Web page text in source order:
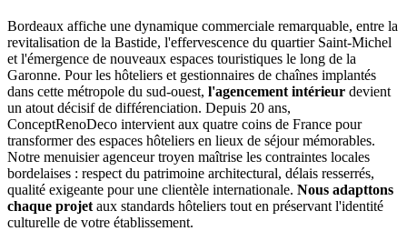
Bordeaux affiche une dynamique commerciale remarquable, entre la
revitalisation de la Bastide, l'effervescence du quartier Saint-Michel
et l'émergence de nouveaux espaces touristiques le long de la
Garonne. Pour les hôteliers et gestionnaires de chaînes implantés
dans cette métropole du sud-ouest, l'agencement intérieur devient
un atout décisif de différenciation. Depuis 20 ans,
ConceptRenoDeco intervient aux quatre coins de France pour
transformer des espaces hôteliers en lieux de séjour mémorables.
Notre menuisier agenceur troyen maîtrise les contraintes locales
bordelaises : respect du patrimoine architectural, délais resserrés,
qualité exigeante pour une clientèle internationale. Nous adapttons
chaque projet aux standards hôteliers tout en préservant l'identité
culturelle de votre établissement.